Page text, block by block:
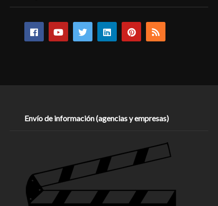
Envío de información (agencias y empresas)